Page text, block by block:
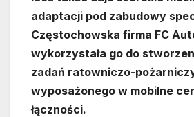
adaptacji pod zabudowy
Częstochowska firma FC
wykorzystała go do
zadań ratowniczo-
wyposażonego w mobilne
łączności.